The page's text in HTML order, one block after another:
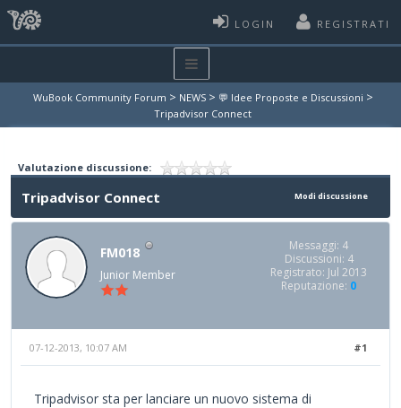
LOGIN REGISTRATI
WuBook Community Forum > NEWS > 💬 Idee Proposte e Discussioni >
Tripadvisor Connect
Valutazione discussione:
Modi discussione
Tripadvisor Connect
FM018
Junior Member
Messaggi: 4
Discussioni: 4
Registrato: Jul 2013
Reputazione: 0
#1
07-12-2013, 10:07 AM
Tripadvisor sta per lanciare un nuovo sistema di